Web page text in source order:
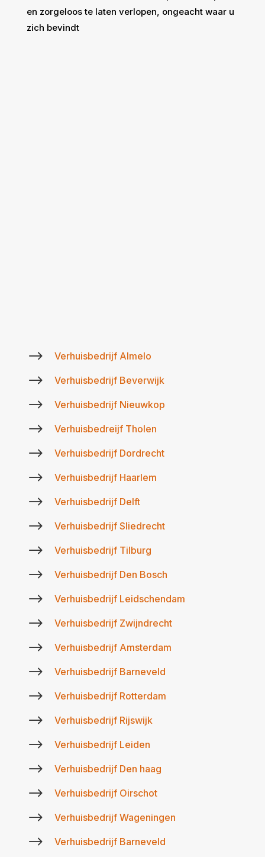
en zorgeloos te laten verlopen, ongeacht waar u
zich bevindt
$ Verhuisbedrijf Almelo
$ Verhuisbedrijf Beverwijk
$ Verhuisbedrijf Nieuwkop
$ Verhuisbedreijf Tholen
$ Verhuisbedrijf Dordrecht
$ Verhuisbedrijf Haarlem
$ Verhuisbedrijf Delft
$ Verhuisbedrijf Sliedrecht
$ Verhuisbedrijf Tilburg
$ Verhuisbedrijf Den Bosch
$ Verhuisbedrijf Leidschendam
$ Verhuisbedrijf Zwijndrecht
$ Verhuisbedrijf Amsterdam
$ Verhuisbedrijf Barneveld
$ Verhuisbedrijf Rotterdam
$ Verhuisbedrijf Rijswijk
$ Verhuisbedrijf Leiden
$ Verhuisbedrijf Den haag
$ Verhuisbedrijf Oirschot
$ Verhuisbedrijf Wageningen
$ Verhuisbedrijf Barneveld